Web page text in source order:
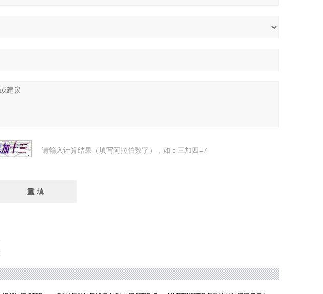
请输入计算结果（填写阿拉伯数字），如：三加四=7